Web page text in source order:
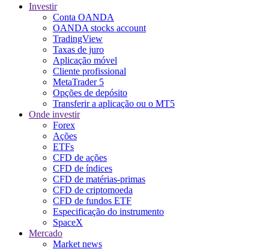
Investir
Conta OANDA
OANDA stocks account
TradingView
Taxas de juro
Aplicação móvel
Cliente profissional
MetaTrader 5
Opções de depósito
Transferir a aplicação ou o MT5
Onde investir
Forex
Ações
ETFs
CFD de ações
CFD de índices
CFD de matérias-primas
CFD de criptomoeda
CFD de fundos ETF
Especificação do instrumento
SpaceX
Mercado
Market news